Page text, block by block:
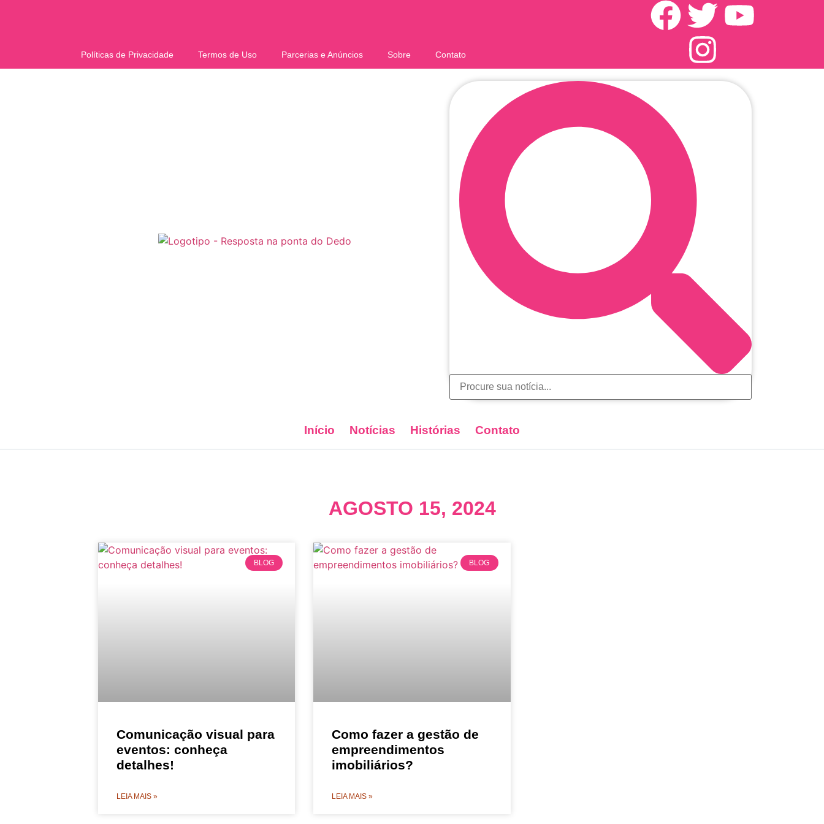
Políticas de Privacidade Termos de Uso Parcerias e Anúncios Sobre Contato
Início Notícias Histórias Contato
AGOSTO 15, 2024
BLOG
Comunicação visual para
eventos: conheça
detalhes!
LEIA MAIS »
BLOG
Como fazer a gestão de
empreendimentos
imobiliários?
LEIA MAIS »